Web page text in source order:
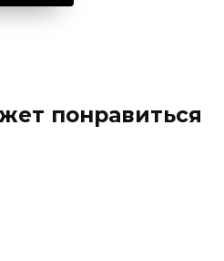
понравиться